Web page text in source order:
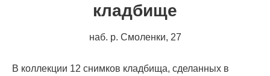
кладбище
наб. р. Смоленки, 27
В коллекции 12 снимков кладбища, сделанных в